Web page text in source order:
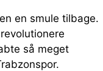
en smule tilbage.
så meget